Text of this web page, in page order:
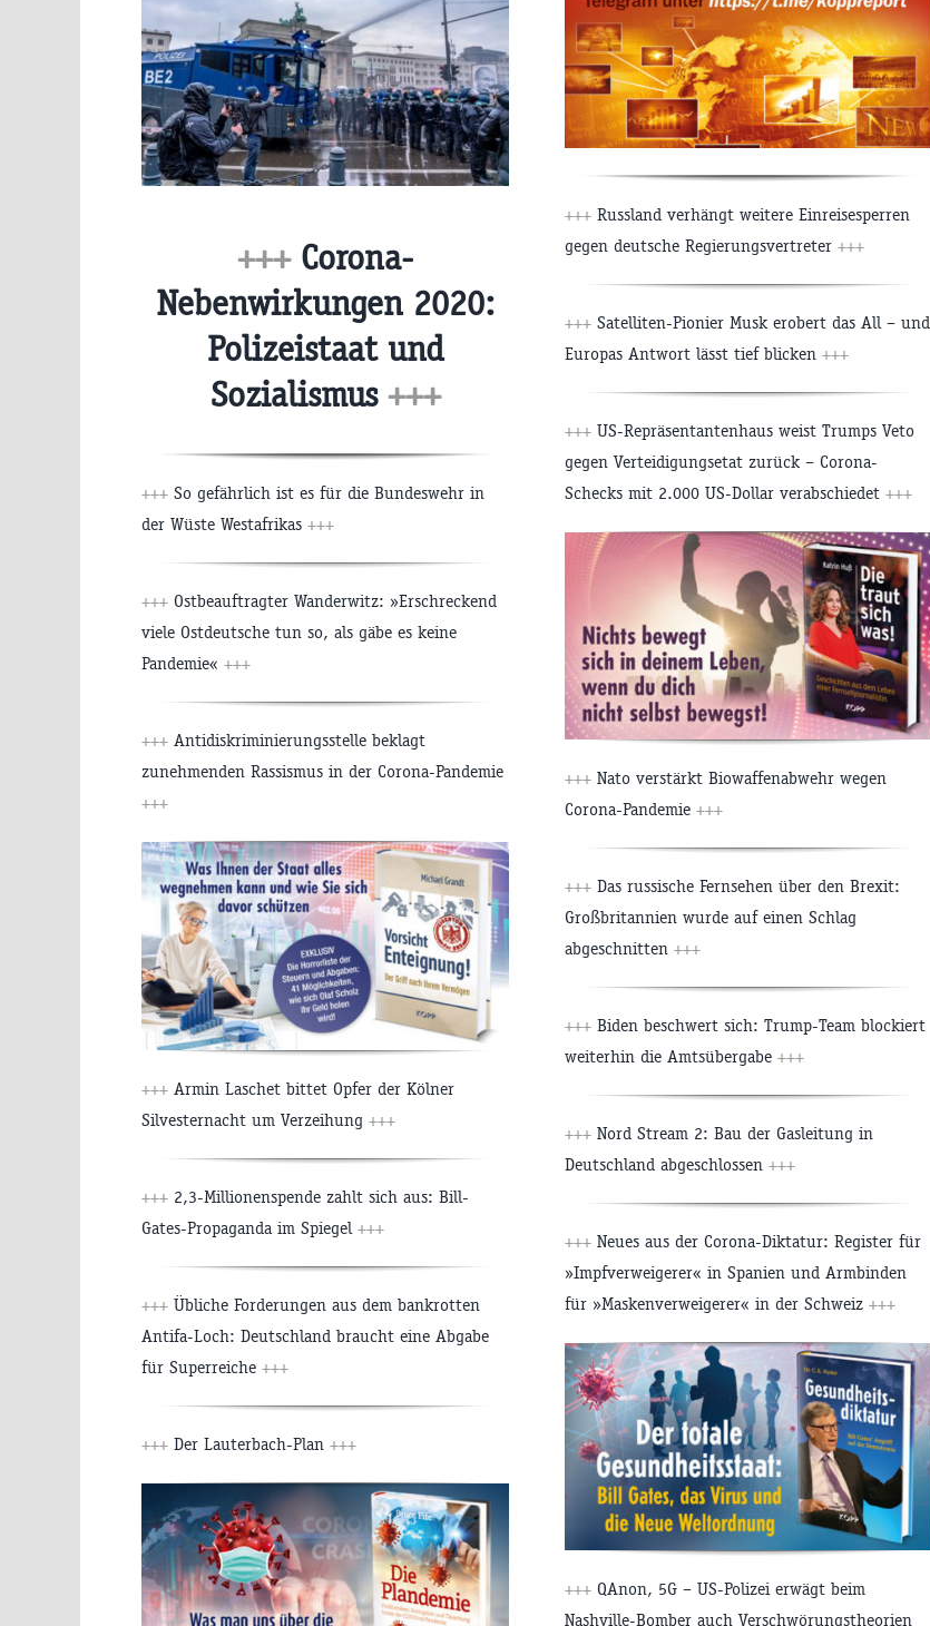
+++Corona-
Nebenwirkungen 2020:
Polizeistaat und
Sozialismus +++
+++ So gefährlich ist es für die Bundeswehr in
der Wüste Westafrikas +++
+++ Ostbeauftragter Wanderwitz: »Erschreckend
viele Ostdeutsche tun so, als gäbe es keine
Pandemie« +++
+++ Antidiskriminierungsstelle beklagt
zunehmenden Rassismus in der Corona-Pandemie
+++
+++ Armin Laschet bittet Opfer der Kölner
Silvesternacht um Verzeihung +++
+++ 2,3-Millionenspende zahlt sich aus: Bill-
Gates-Propaganda im Spiegel +++
+++ Übliche Forderungen aus dem bankrotten
Antifa-Loch: Deutschland braucht eine Abgabe
für Superreiche +++
+++ Der Lauterbach-Plan +++
+++ Russland verhängt weitere Einreisesperren
gegen deutsche Regierungsvertreter +++
+++ Satelliten-Pionier Musk erobert das All – und
Europas Antwort lässt tief blicken +++
+++ US-Repräsentantenhaus weist Trumps Veto
gegen Verteidigungsetat zurück – Corona-
Schecks mit 2.000 US-Dollar verabschiedet +++
+++ Nato verstärkt Biowaffenabwehr wegen
Corona-Pandemie +++
+++ Das russische Fernsehen über den Brexit:
Großbritannien wurde auf einen Schlag
abgeschnitten +++
+++ Biden beschwert sich: Trump-Team blockiert
weiterhin die Amtsübergabe +++
+++ Nord Stream 2: Bau der Gasleitung in
Deutschland abgeschlossen +++
+++ Neues aus der Corona-Diktatur: Register für
»Impfverweigerer« in Spanien und Armbinden
für »Maskenverweigerer« in der Schweiz +++
+++ QAnon, 5G – US-Polizei erwägt beim
Nashville-Bomber auch Verschwörungstheorien